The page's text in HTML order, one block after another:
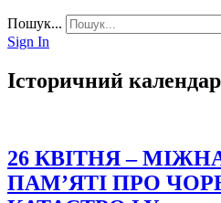
Пошук...
Sign In
Історичний
26 КВІТНЯ –
ПАМ’ЯТІ ПРО